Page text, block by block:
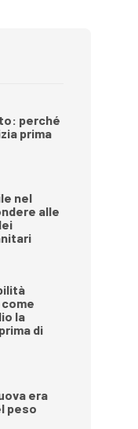
perché
prima
nel
alle
la
di
era
peso